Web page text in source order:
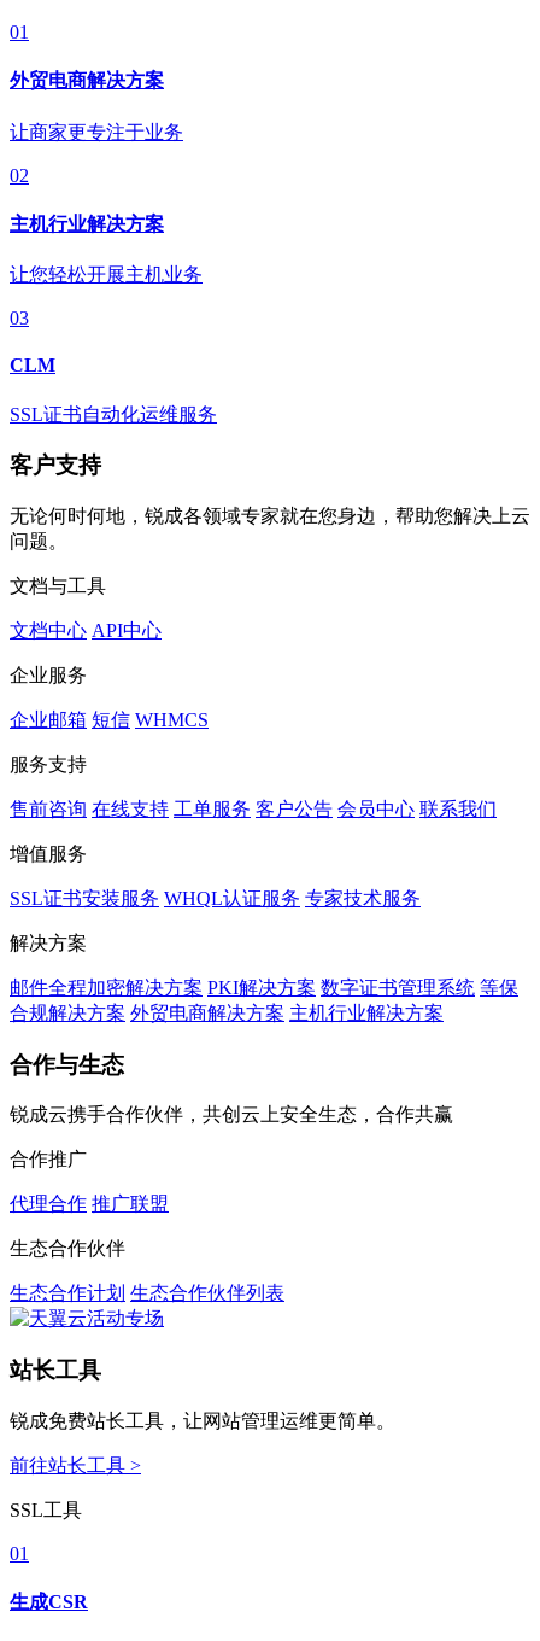
01
外贸电商解决方案
让商家更专注于业务
02
主机行业解决方案
让您轻松开展主机业务
03
CLM
SSL证书自动化运维服务
客户支持
无论何时何地，锐成各领域专家就在您身边，帮助您解决上云
问题。
文档与工具
文档中心 API中心
企业服务
企业邮箱 短信 WHMCS
服务支持
售前咨询 在线支持 工单服务 客户公告 会员中心 联系我们
增值服务
SSL证书安装服务 WHQL认证服务 专家技术服务
解决方案
邮件全程加密解决方案 PKI解决方案 数字证书管理系统 等保
合规解决方案 外贸电商解决方案 主机行业解决方案
合作与生态
锐成云携手合作伙伴，共创云上安全生态，合作共赢
合作推广
代理合作 推广联盟
生态合作伙伴
生态合作计划 生态合作伙伴列表
站长工具
锐成免费站长工具，让网站管理运维更简单。
前往站长工具 >
SSL工具
01
生成CSR